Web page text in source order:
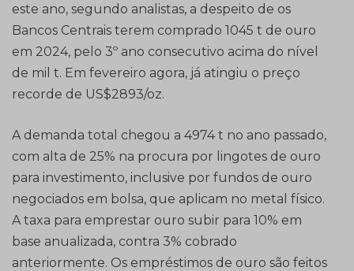
este ano, segundo analistas, a despeito de os
Bancos Centrais terem comprado 1045 t de ouro
em 2024, pelo 3º ano consecutivo acima do nível
de mil t. Em fevereiro agora, já atingiu o preço
recorde de US$2893/oz.
A demanda total chegou a 4974 t no ano passado,
com alta de 25% na procura por lingotes de ouro
para investimento, inclusive por fundos de ouro
negociados em bolsa, que aplicam no metal físico.
A taxa para emprestar ouro subir para 10% em
base anualizada, contra 3% cobrado
anteriormente. Os empréstimos de ouro são feitos